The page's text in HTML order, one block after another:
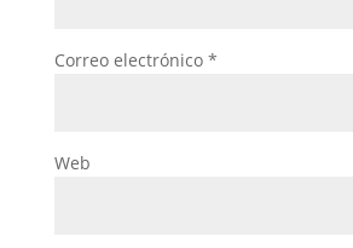
Correo electrónico *
Web